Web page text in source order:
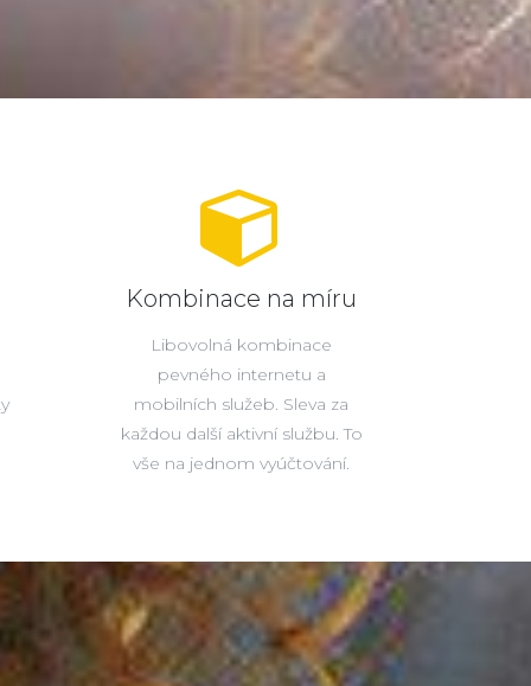
Kombinace na míru
Libovolná kombinace
pevného internetu a
mobilních služeb. Sleva za
každou další aktivní službu. To
vše na jednom vyúčtování.